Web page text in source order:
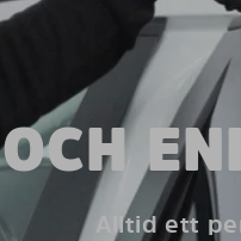
Alltid ett